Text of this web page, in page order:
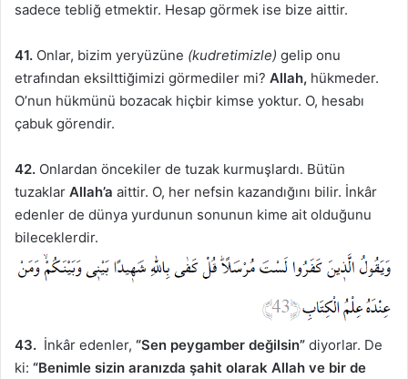
sadece tebliğ etmektir. Hesap görmek ise bize aittir.
41. Onlar, bizim yeryüzüne (kudretimizle) gelip onu
etrafından eksilttiğimizi görmediler mi? Allah, hükmeder.
O’nun hükmünü bozacak hiçbir kimse yoktur. O, hesabı
çabuk görendir.
42. Onlardan öncekiler de tuzak kurmuşlardı. Bütün
tuzaklar Allah’a aittir. O, her nefsin kazandığını bilir. İnkâr
edenler de dünya yurdunun sonunun kime ait olduğunu
bileceklerdir.
43. İnkâr edenler, “Sen peygamber değilsin” diyorlar. De
ki: “Benimle sizin aranızda şahit olarak Allah ve bir de